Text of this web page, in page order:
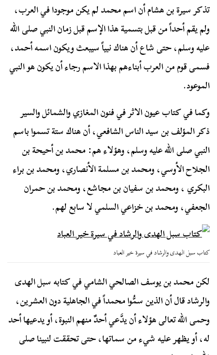
تذكر سيرة بن هشام أن اسم محمد لم يكن موجودا في العرب،
ولم يقم أحداً من قبل بتسمية هذا الإسم قبل زمان النبي صلى الله
عليه وسلم، حتى شاع أن هناك نبياً سيبعث ويكون اسمه أحمد،
فسمى قوم من العرب أبناءهم بهذا الاسم رجاء أن يكون هو النبي
الموعود.
وكما في كتاب عيون الاثر في فنون المغازي والشمائل والسير
ذكر المؤلف بن سيد الناس الشافعي، أن هناك ستة تسموا باسم
النبي صلى الله عليه وسلم، وهؤلاء هم: محمد بن أحيحة بن
الجلاح الأوسي، ومحمد بن مسلمة الأنصاري، ومحمد بن براء
البكري ، ومحمد بن سفيان بن مجاشع، ومحمد بن حمران
الجعفي، ومحمد بن خزاعي السلمي لا سابع لهم.
كتاب سبل الهدى والرشاد في سيرة خير العباد
لكن محمد بن يوسف الصالحي الشامي في كتابه سبل الهدى
والرشاد قال أن الذين سمُّوا محمداً في الجاهلية دون العشرين،
وحمى الله تعالى هؤلاء أن يدَّعي أحدٌ منهم النبوة، أو يدعيها أحد
له، أو يظهر عليه شيء من سماتها، حتى تحققت لنبينا صلى